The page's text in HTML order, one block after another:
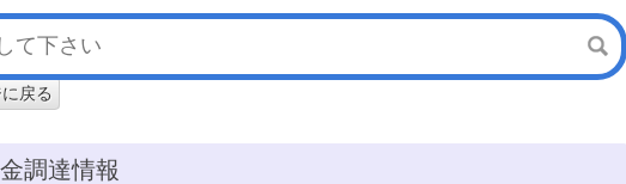
戻る
調達情報